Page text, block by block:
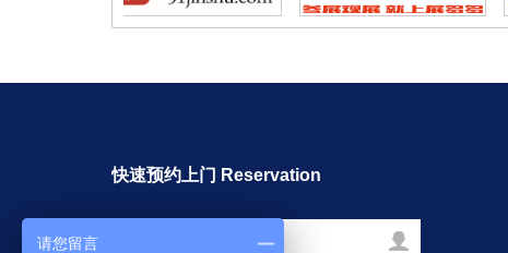
快速预约上门 Reservation
请您留言